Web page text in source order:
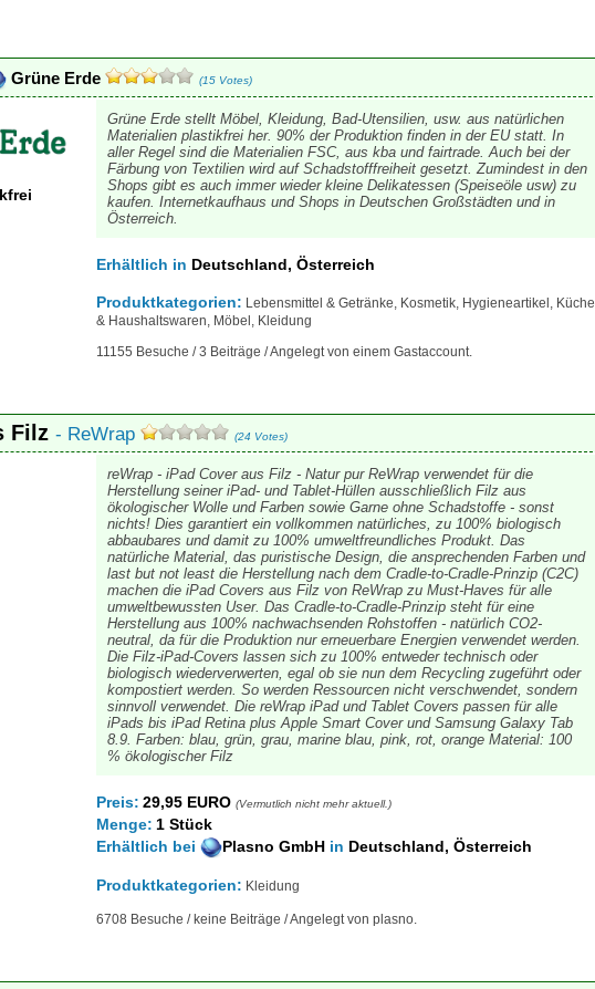
Grüne Erde (15 Votes)
Grüne Erde stellt Möbel, Kleidung, Bad-Utensilien, usw. aus natürlichen
Materialien plastikfrei her. 90% der Produktion finden in der EU statt. In
aller Regel sind die Materialien FSC, aus kba und fairtrade. Auch bei der
Färbung von Textilien wird auf Schadstofffreiheit gesetzt. Zumindest in den
Shops gibt es auch immer wieder kleine Delikatessen (Speiseöle usw) zu
kaufen. Internetkaufhaus und Shops in Deutschen Großstädten und in
Österreich.
Erhältlich in Deutschland, Österreich
Produktkategorien: Lebensmittel & Getränke, Kosmetik, Hygieneartikel, Küche
& Haushaltswaren, Möbel, Kleidung
11155 Besuche / 3 Beiträge / Angelegt von einem Gastaccount.
Filz - ReWrap (24 Votes)
reWrap - iPad Cover aus Filz - Natur pur ReWrap verwendet für die
Herstellung seiner iPad- und Tablet-Hüllen ausschließlich Filz aus
ökologischer Wolle und Farben sowie Garne ohne Schadstoffe - sonst
nichts! Dies garantiert ein vollkommen natürliches, zu 100% biologisch
abbaubares und damit zu 100% umweltfreundliches Produkt. Das
natürliche Material, das puristische Design, die ansprechenden Farben und
last but not least die Herstellung nach dem Cradle-to-Cradle-Prinzip (C2C)
machen die iPad Covers aus Filz von ReWrap zu Must-Haves für alle
umweltbewussten User. Das Cradle-to-Cradle-Prinzip steht für eine
Herstellung aus 100% nachwachsenden Rohstoffen - natürlich CO2-
neutral, da für die Produktion nur erneuerbare Energien verwendet werden.
Die Filz-iPad-Covers lassen sich zu 100% entweder technisch oder
biologisch wiederverwerten, egal ob sie nun dem Recycling zugeführt oder
kompostiert werden. So werden Ressourcen nicht verschwendet, sondern
sinnvoll verwendet. Die reWrap iPad und Tablet Covers passen für alle
iPads bis iPad Retina plus Apple Smart Cover und Samsung Galaxy Tab
8.9. Farben: blau, grün, grau, marine blau, pink, rot, orange Material: 100
% ökologischer Filz
Preis: 29,95 EURO (Vermutlich nicht mehr aktuell.)
Menge: 1 Stück
Erhältlich bei Plasno GmbH in Deutschland, Österreich
Produktkategorien: Kleidung
6708 Besuche / keine Beiträge / Angelegt von plasno.